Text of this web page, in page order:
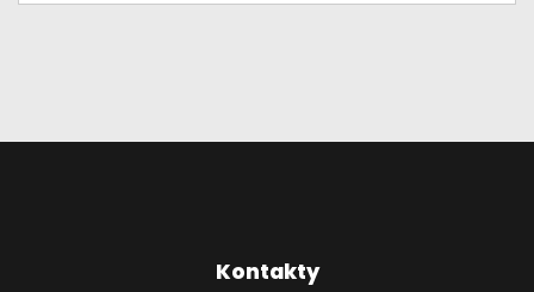
Kontakty